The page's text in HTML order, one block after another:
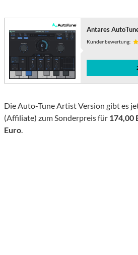
Antares
Kundenbewertung:
Die Auto-Tune Artist Version gibt es
(Affiliate) zum Sonderpreis für 174,00
Euro.